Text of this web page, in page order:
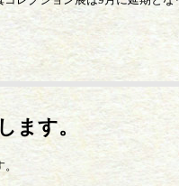
ます。